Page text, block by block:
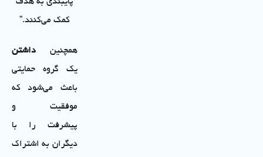
کمک می‌کنند.”
همچنینداشتن
یک گروه حمایتی
باعث می‌شود که
موفقیت و
پیشرفت را با
دیگران به اشتراک